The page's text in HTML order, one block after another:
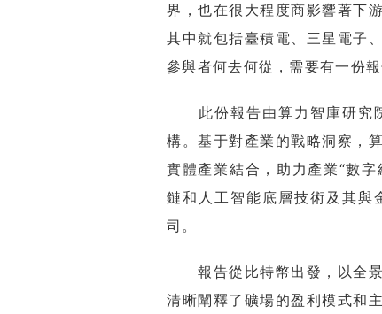
界，也在很大程度商影響著下
其中就包括臺積電、三星電子
參與者何去何從，需要有一份報
此份報告由算力智庫研究院
構。基于對產業的戰略洞察，
實體產業結合，助力產業“數
鏈和人工智能底層技術及其與
司。
報告從比特幣出發，以全景
清晰闡釋了礦場的盈利模式和